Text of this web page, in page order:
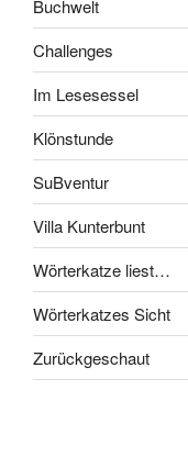
Buchwelt
Challenges
Im Lesesessel
Klönstunde
SuBventur
Villa Kunterbunt
Wörterkatze liest…
Wörterkatzes Sicht
Zurückgeschaut